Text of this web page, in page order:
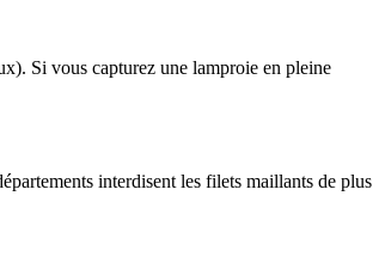
Si vous capturez une lamproie en pleine
interdisent les filets maillants de plus